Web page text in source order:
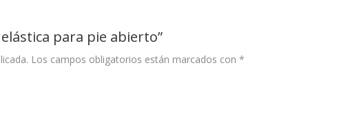
para pie abierto”
Los campos obligatorios están marcados con *